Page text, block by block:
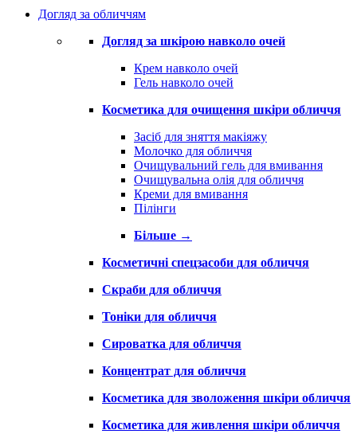
Догляд за обличчям
Догляд за шкірою навколо очей
Крем навколо очей
Гель навколо очей
Косметика для очищення шкіри обличчя
Засіб для зняття макіяжу
Молочко для обличчя
Очищувальний гель для вмивання
Очищувальна олія для обличчя
Креми для вмивання
Пілінги
Більше →
Косметичні спецзасоби для обличчя
Скраби для обличчя
Тоніки для обличчя
Сироватка для обличчя
Концентрат для обличчя
Косметика для зволоження шкіри обличчя
Косметика для живлення шкіри обличчя